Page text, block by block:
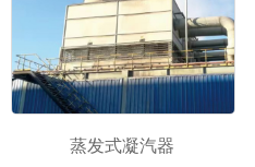
蒸发式凝汽器